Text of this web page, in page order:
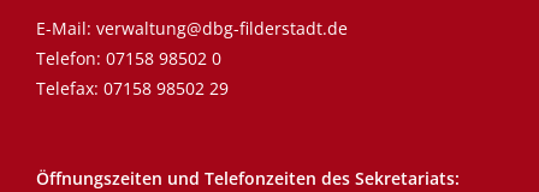
E-Mail: verwaltung@dbg-filderstadt.de
Telefon: 07158 98502 0
Telefax: 07158 98502 29
Öffnungszeiten und Telefonzeiten des Sekretariats: